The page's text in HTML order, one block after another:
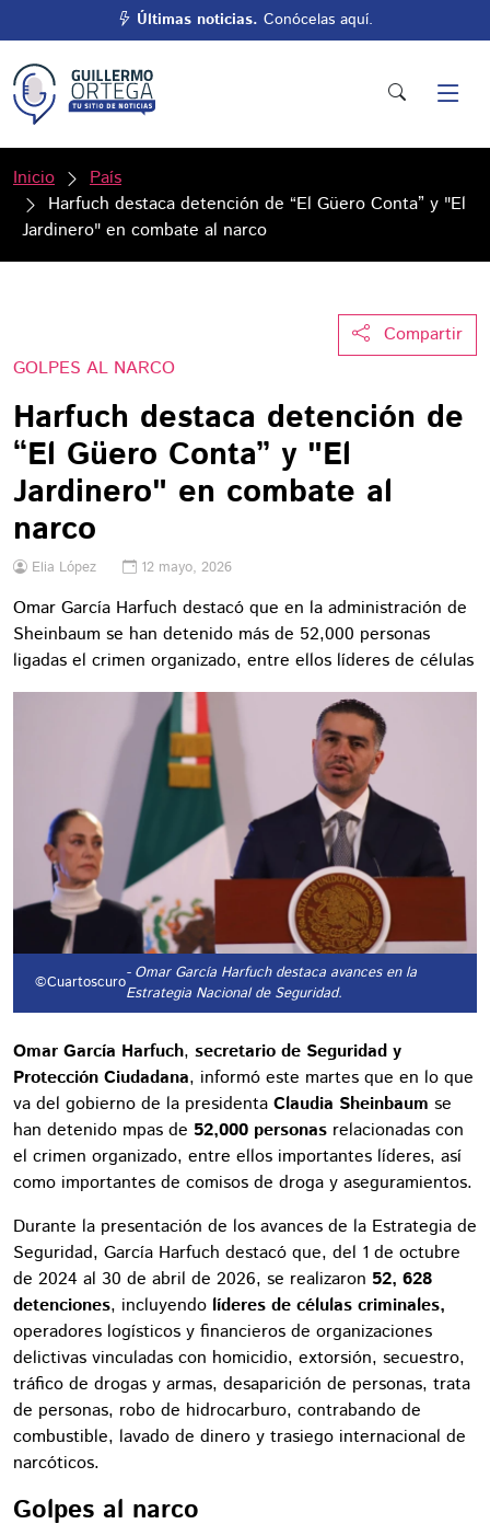
Últimas noticias. Conócelas aquí.
Inicio
País
Harfuch destaca detención de “El Güero Conta” y "El
Jardinero" en combate al narco
Compartir
GOLPES AL NARCO
Harfuch destaca detención de
“El Güero Conta” y "El
Jardinero" en combate al
narco
Elia López 12 mayo, 2026
Omar García Harfuch destacó que en la administración de
Sheinbaum se han detenido más de 52,000 personas
ligadas el crimen organizado, entre ellos líderes de células
©Cuartoscuro- Omar García Harfuch destaca avances en la
Estrategia Nacional de Seguridad.
Omar García Harfuch, secretario de Seguridad y
Protección Ciudadana, informó este martes que en lo que
va del gobierno de la presidenta Claudia Sheinbaum se
han detenido mpas de 52,000 personas relacionadas con
el crimen organizado, entre ellos importantes líderes, así
como importantes de comisos de droga y aseguramientos.
Durante la presentación de los avances de la Estrategia de
Seguridad, García Harfuch destacó que, del 1 de octubre
de 2024 al 30 de abril de 2026, se realizaron 52, 628
detenciones, incluyendo líderes de células criminales,
operadores logísticos y financieros de organizaciones
delictivas vinculadas con homicidio, extorsión, secuestro,
tráfico de drogas y armas, desaparición de personas, trata
de personas, robo de hidrocarburo, contrabando de
combustible, lavado de dinero y trasiego internacional de
narcóticos.
Golpes al narco